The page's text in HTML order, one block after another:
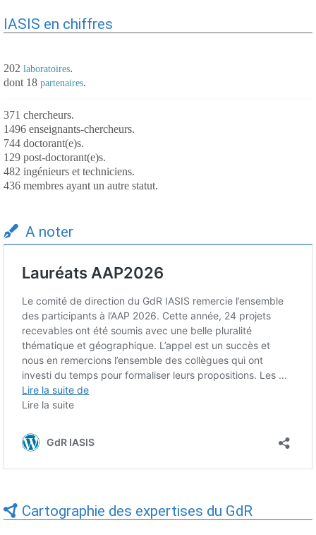
IASIS en chiffres
202 laboratoires.
dont 18 partenaires.
371 chercheurs.
1496 enseignants-chercheurs.
744 doctorant(e)s.
129 post-doctorant(e)s.
482 ingénieurs et techniciens.
436 membres ayant un autre statut.
A noter
Cartographie des expertises du GdR